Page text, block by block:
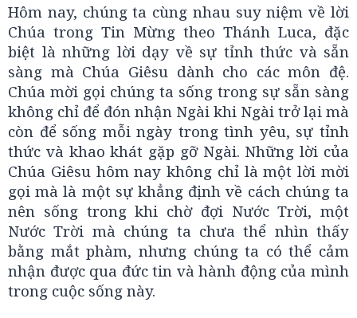
Hôm nay, chúng ta cùng nhau suy niệm về lời
Chúa trong Tin Mừng theo Thánh Luca, đặc
biệt là những lời dạy về sự tỉnh thức và sẵn
sàng mà Chúa Giêsu dành cho các môn đệ.
Chúa mời gọi chúng ta sống trong sự sẵn sàng
không chỉ để đón nhận Ngài khi Ngài trở lại mà
còn để sống mỗi ngày trong tình yêu, sự tỉnh
thức và khao khát gặp gỡ Ngài. Những lời của
Chúa Giêsu hôm nay không chỉ là một lời mời
gọi mà là một sự khẳng định về cách chúng ta
nên sống trong khi chờ đợi Nước Trời, một
Nước Trời mà chúng ta chưa thể nhìn thấy
bằng mắt phàm, nhưng chúng ta có thể cảm
nhận được qua đức tin và hành động của mình
trong cuộc sống này.